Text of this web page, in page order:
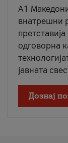
A1
внатрешни
одговорна
јавната
Дознај